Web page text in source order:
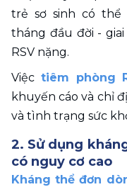
trẻ sơ sinh có thể
tháng đầu đời -
RSV nặng.
Việc tiêm phòng
khuyến cáo và chỉ
và tình trạng sức
2. Sử dụng
có nguy cơ cao
Kháng thể đơn